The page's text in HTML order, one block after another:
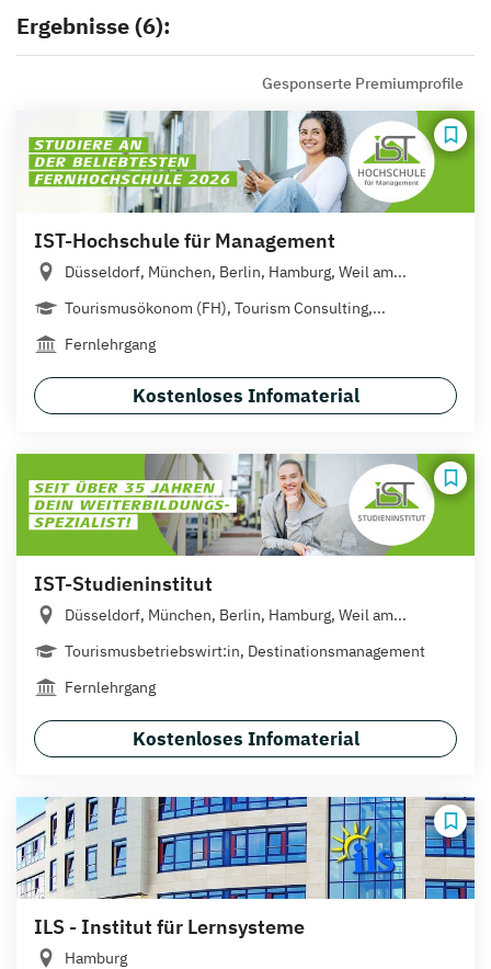
Ergebnisse (6):
Gesponserte Premiumprofile
IST-Hochschule für Management
Düsseldorf, München, Berlin, Hamburg, Weil am...
Tourismusökonom (FH), Tourism Consulting,...
Fernlehrgang
Kostenloses Infomaterial
IST-Studieninstitut
Düsseldorf, München, Berlin, Hamburg, Weil am...
Tourismusbetriebswirt:in, Destinationsmanagement
Fernlehrgang
Kostenloses Infomaterial
ILS - Institut für Lernsysteme
Hamburg